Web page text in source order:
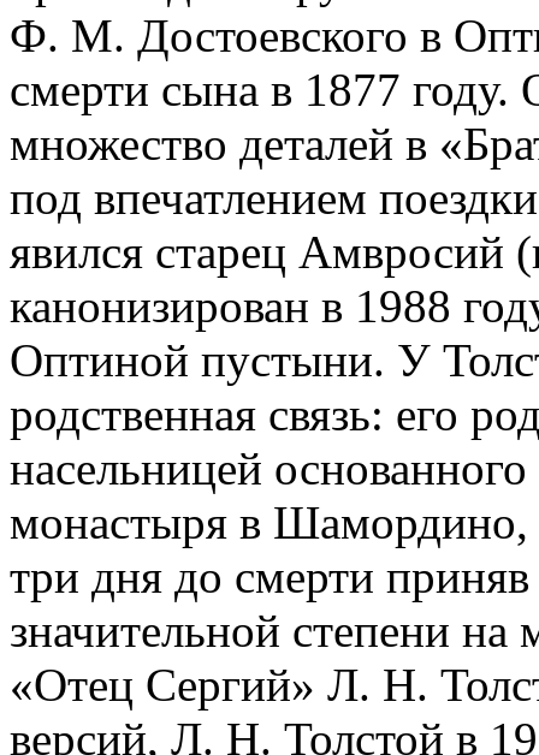
Ф. М. Достоевского в
смерти сына в 1877
множество деталей в
под впечатлением
явился старец
канонизирован в 1988
Оптиной пустыни. У
родственная связь: его
насельницей
монастыря в Шамордино,
три дня до смерти
значительной степени
«Отец Сергий» Л. Н.
версий, Л. Н. Толстой в